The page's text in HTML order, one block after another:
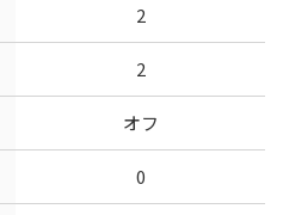
2
2
オフ
0